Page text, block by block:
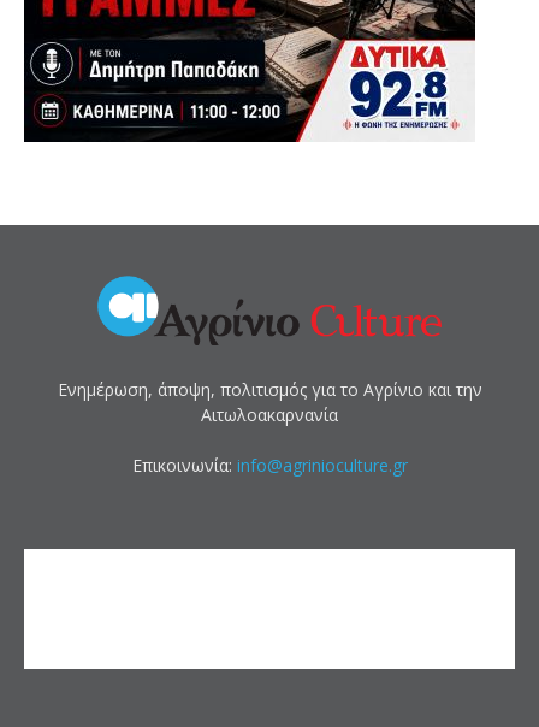
Ενημέρωση, άποψη, πολιτισμός για το Αγρίνιο και την
Αιτωλοακαρνανία
Επικοινωνία: info@agrinioculture.gr